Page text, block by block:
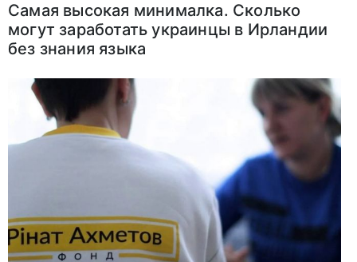
Самая высокая минималка. Сколько
могут заработать украинцы в Ирландии
без знания языка